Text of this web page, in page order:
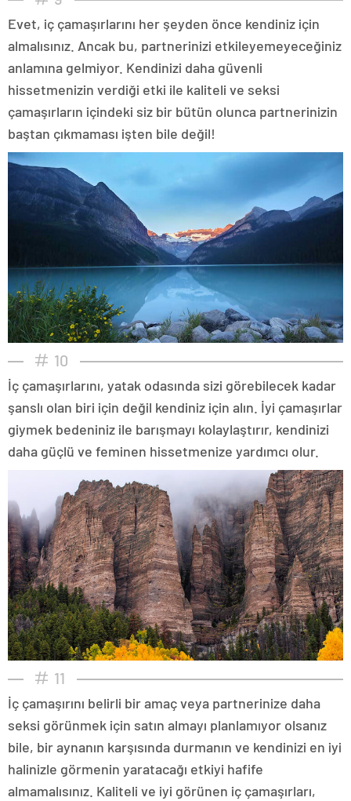
Evet, iç çamaşırlarını her şeyden önce kendiniz için
almalısınız. Ancak bu, partnerinizi etkileyemeyeceğiniz
anlamına gelmiyor. Kendinizi daha güvenli
hissetmenizin verdiği etki ile kaliteli ve seksi
çamaşırların içindeki siz bir bütün olunca partnerinizin
baştan çıkmaması işten bile değil!
10
İç çamaşırlarını, yatak odasında sizi görebilecek kadar
şanslı olan biri için değil kendiniz için alın. İyi çamaşırlar
giymek bedeniniz ile barışmayı kolaylaştırır, kendinizi
daha güçlü ve feminen hissetmenize yardımcı olur.
11
İç çamaşırını belirli bir amaç veya partnerinize daha
seksi görünmek için satın almayı planlamıyor olsanız
bile, bir aynanın karşısında durmanın ve kendinizi en iyi
halinizle görmenin yaratacağı etkiyi hafife
almamalısınız. Kaliteli ve iyi görünen iç çamaşırları,